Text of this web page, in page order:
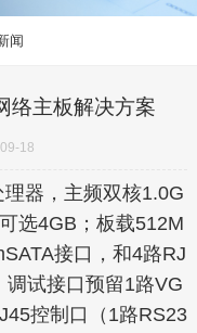
闻
络主板解决方案
18
器，主频双核1.0G
选4GB；板载512M
接口，和4路RJ
试接口预留1路VG
控制口（1路RS23